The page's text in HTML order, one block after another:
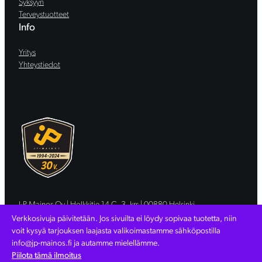
Verkkosivuja päivitetään. Jos sivuilta ei löydy sopivaa tuotetta, niin
voit kysyä tarjouksen laajasta valikoimastamme sähköpostilla
info@jp-mainos.fi ja autamme mielellämme.
Piilota tämä ilmoitus
l
m
ä
Syksyyn
Terveystuotteet
Info
Yritys
Yhteystiedot
J-P Mainos Oy | Holkkitie 14 C, 3. krs | 00880 Helsinki
Copyright (C) JP-Mainos Oy | 1710051-8 |Tietosuojaseloste
Verkkosivut: WebAula.fi